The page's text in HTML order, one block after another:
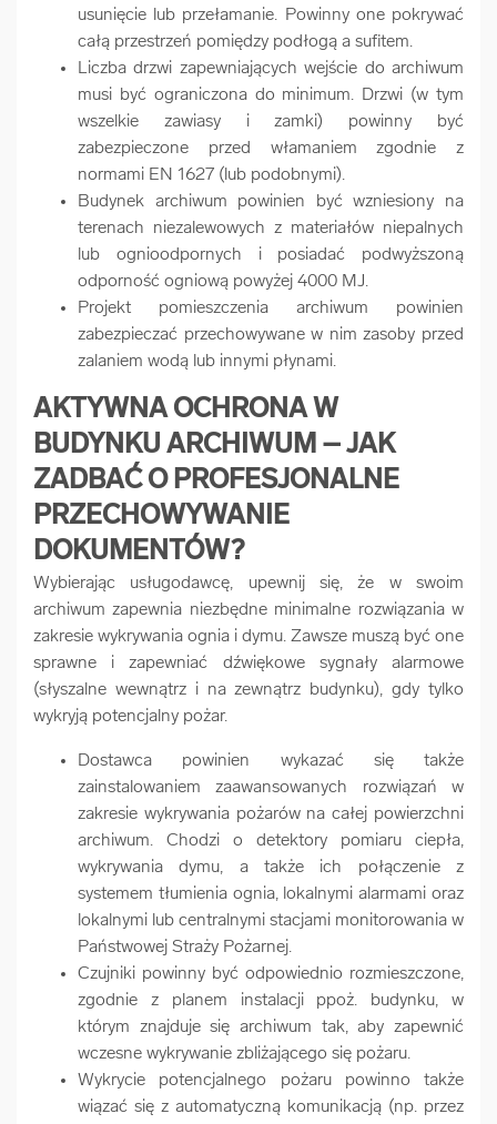
usunięcie lub przełamanie. Powinny one pokrywać
całą przestrzeń pomiędzy podłogą a sufitem.
Liczba drzwi zapewniających wejście do archiwum
musi być ograniczona do minimum. Drzwi (w tym
wszelkie zawiasy i zamki) powinny być
zabezpieczone przed włamaniem zgodnie z
normami EN 1627 (lub podobnymi).
Budynek archiwum powinien być wzniesiony na
terenach niezalewowych z materiałów niepalnych
lub ognioodpornych i posiadać podwyższoną
odporność ogniową powyżej 4000 MJ.
Projekt pomieszczenia archiwum powinien
zabezpieczać przechowywane w nim zasoby przed
zalaniem wodą lub innymi płynami.
AKTYWNA OCHRONA W
BUDYNKU ARCHIWUM – JAK
ZADBAĆ O PROFESJONALNE
PRZECHOWYWANIE
DOKUMENTÓW?
Wybierając usługodawcę, upewnij się, że w swoim
archiwum zapewnia niezbędne minimalne rozwiązania w
zakresie wykrywania ognia i dymu. Zawsze muszą być one
sprawne i zapewniać dźwiękowe sygnały alarmowe
(słyszalne wewnątrz i na zewnątrz budynku), gdy tylko
wykryją potencjalny pożar.
Dostawca powinien wykazać się także
zainstalowaniem zaawansowanych rozwiązań w
zakresie wykrywania pożarów na całej powierzchni
archiwum. Chodzi o detektory pomiaru ciepła,
wykrywania dymu, a także ich połączenie z
systemem tłumienia ognia, lokalnymi alarmami oraz
lokalnymi lub centralnymi stacjami monitorowania w
Państwowej Straży Pożarnej.
Czujniki powinny być odpowiednio rozmieszczone,
zgodnie z planem instalacji ppoż. budynku, w
którym znajduje się archiwum tak, aby zapewnić
wczesne wykrywanie zbliżającego się pożaru.
Wykrycie potencjalnego pożaru powinno także
wiązać się z automatyczną komunikacją (np. przez